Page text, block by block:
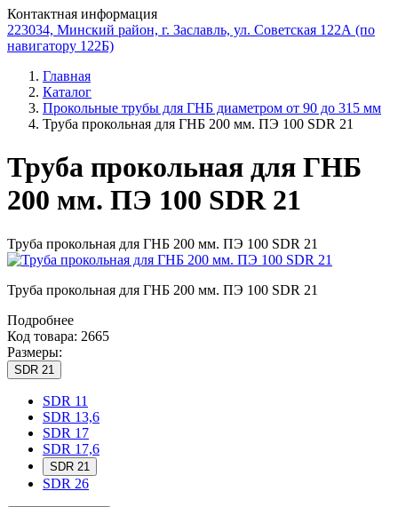
Контактная информация
223034, Минский район, г. Заславль, ул. Советская 122А (по
навигатору 122Б)
Главная
Каталог
Прокольные трубы для ГНБ диаметром от 90 до 315 мм
Труба прокольная для ГНБ 200 мм. ПЭ 100 SDR 21
Труба прокольная для ГНБ
200 мм. ПЭ 100 SDR 21
Труба прокольная для ГНБ 200 мм. ПЭ 100 SDR 21
Труба прокольная для ГНБ 200 мм. ПЭ 100 SDR 21
Подробнее
Код товара: 2665
Размеры:
SDR 21
SDR 11
SDR 13,6
SDR 17
SDR 17,6
SDR 21
SDR 26